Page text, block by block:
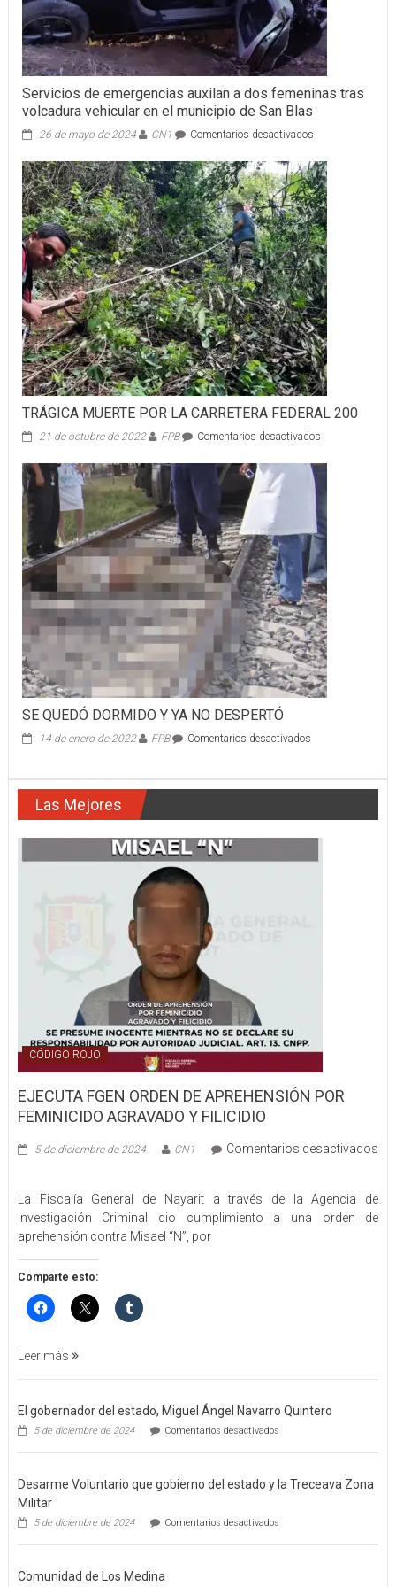
Servicios de emergencias auxilan a dos femeninas tras
volcadura vehicular en el municipio de San Blas
26 de mayo de 2024 CN1 Comentarios desactivadosen
de
emergencias
auxilan
a
dos
femeninas
tras
volcadura
vehicular
en
el
municipio
de
San
Blas
TRÁGICA MUERTE POR LA CARRETERA FEDERAL 200
21 de octubre de 2022 FPB Comentarios desactivadosen
MUERTE
LA
CARRETERA
FEDERAL
200
SE QUEDÓ DORMIDO Y YA NO DESPERTÓ
14 de enero de 2022 FPB Comentarios desactivadosen
YA
Las Mejores
CÓDIGO ROJO
EJECUTA FGEN ORDEN DE APREHENSIÓN POR
FEMINICIDO AGRAVADO Y FILICIDIO
5 de diciembre de 2024 CN1
Comentarios desactivados
FGEN
ORDEN
DE
APREHENSIÓN
POR
FEMINICIDO
AGRAVADO
FILICIDIO
La Fiscalía General de Nayarit a través de la Agencia de
Investigación Criminal dio cumplimiento a una orden de
aprehensión contra Misael “N”, por
Comparte esto:
Leer más
El gobernador del estado, Miguel Ángel Navarro Quintero
5 de diciembre de 2024 Comentarios desactivadosen
gobernador
estado,
Navarro
Desarme Voluntario que gobierno del estado y la Treceava Zona
Militar
5 de diciembre de 2024 Comentarios desactivadosen
Voluntario
Comunidad de Los Medina